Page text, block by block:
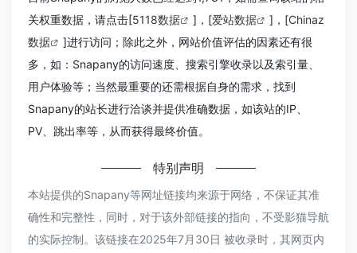
关权重数据，请点击[5118数据 ]，[爱站数据 ]，[Chinaz
数据
]进行访问；除此之外，网站价值评估的因素还有很
多，如：Snapany的访问速度、搜索引擎收录以及索引量、
用户体验等；当然最重要的还需根据自身的需求，找到
Snapany的站长进行洽谈并提供准确数据，如该站的IP、
PV、跳出率等，从而获得最终价值。
特别声明
本站提供的Snapany等网址链接均来源于网络，不保证其准
确性和完整性，同时，对于该外部链接的指向，不受影猫导航
的实际控制。该链接在2025年7月30日 被收录时，其网页内